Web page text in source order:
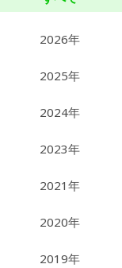
2026年
2025年
2024年
2023年
2021年
2020年
2019年